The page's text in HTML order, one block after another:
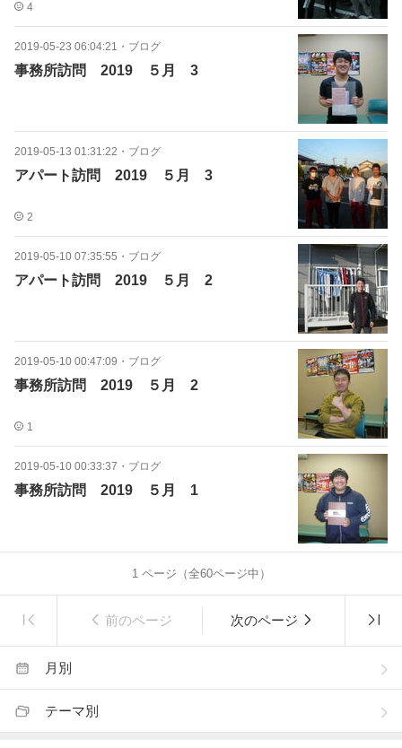
4
2019-05-23 06:04:21 ・ ブログ
事務所訪問 2019 ５月 3
2019-05-13 01:31:22 ・ ブログ
アパート訪問 2019 ５月 3
2
2019-05-10 07:35:55 ・ ブログ
アパート訪問 2019 ５月 2
2019-05-10 00:47:09 ・ ブログ
事務所訪問 2019 ５月 2
1
2019-05-10 00:33:37 ・ ブログ
事務所訪問 2019 ５月 1
1ページ（全60ページ中）
前のページ 次のページ
月別
テーマ別